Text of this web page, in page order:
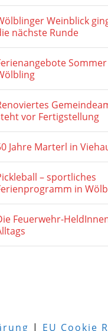
Weinblick
nächste Runde
vor Fertigstellung
Jahre Marterl in
– sportliches
in
Feuerwehr-
| EU Cookie